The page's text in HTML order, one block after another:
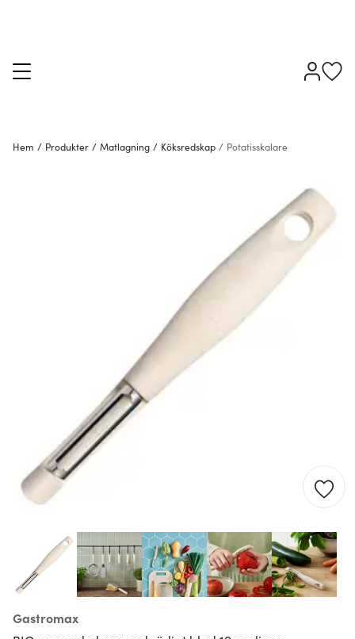
Hem / Produkter / Matlagning / Köksredskap / Potatisskalare
Gastromax